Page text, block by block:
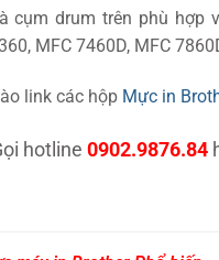
cụm drum trên phù hợp
MFC 7460D, MFC
link các hộp Mực in
hotline 0902.9876.84